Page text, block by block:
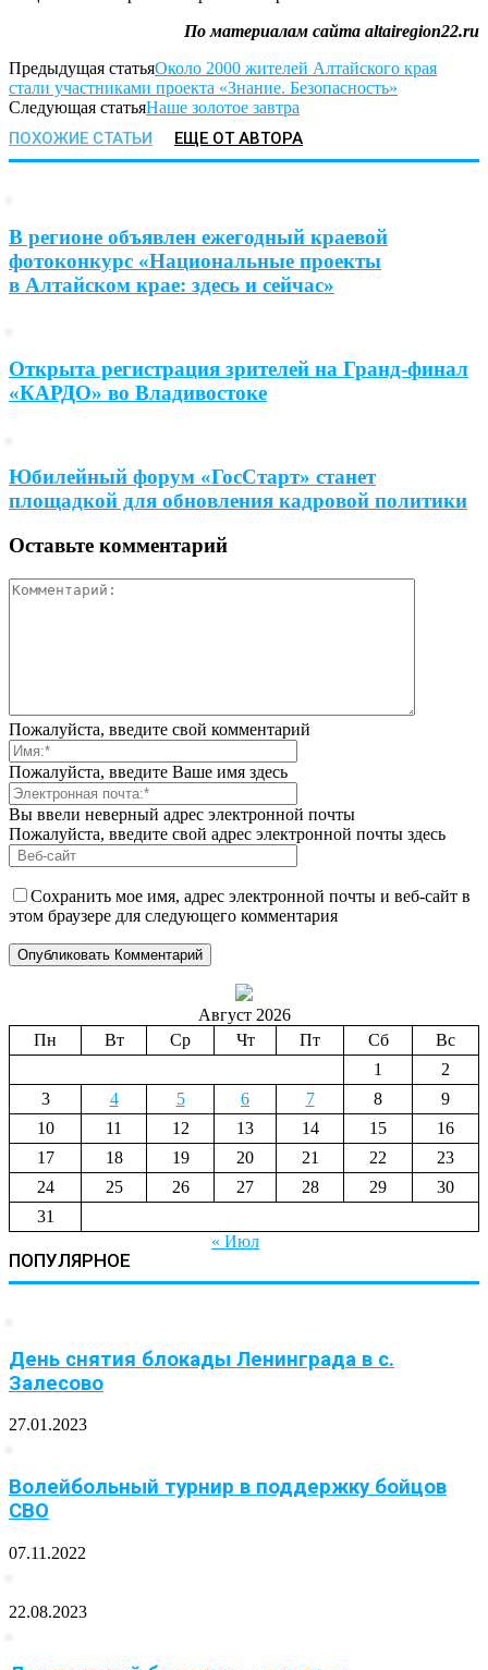
По материалам сайта altairegion22.ru
Предыдущая статьяОколо 2000 жителей Алтайского края
стали участниками проекта «Знание. Безопасность»
Следующая статьяНаше золотое завтра
ПОХОЖИЕ СТАТЬИ ЕЩЕ ОТ АВТОРА
В регионе объявлен ежегодный краевой
фотоконкурс «Национальные проекты
в Алтайском крае: здесь и сейчас»
Открыта регистрация зрителей на Гранд-финал
«КАРДО» во Владивостоке
Юбилейный форум «ГосСтарт» станет
площадкой для обновления кадровой политики
Оставьте комментарий
Пожалуйста, введите свой комментарий
Пожалуйста, введите Ваше имя здесь
Вы ввели неверный адрес электронной почты
Пожалуйста, введите свой адрес электронной почты здесь
Сохранить мое имя, адрес электронной почты и веб-сайт в
этом браузере для следующего комментария
Август 2026
Пн
Вт Ср Чт Пт Сб
Вс
1
2
3
4 5 6 7 8
9
10
11 12 13 14 15
16
17
18 19 20 21 22
23
24
25 26 27 28 29
30
31
« Июл
ПОПУЛЯРНОЕ
День снятия блокады Ленинграда в с.
Залесово
27.01.2023
Волейбольный турнир в поддержку бойцов
СВО
07.11.2022
22.08.2023